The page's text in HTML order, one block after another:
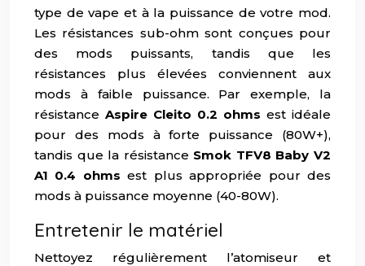
type de vape et à la puissance de votre mod.
Les résistances sub-ohm sont conçues pour
des mods puissants, tandis que les
résistances plus élevées conviennent aux
mods à faible puissance. Par exemple, la
résistance Aspire Cleito 0.2 ohms est idéale
pour des mods à forte puissance (80W+),
tandis que la résistance Smok TFV8 Baby V2
A1 0.4 ohmsest plus appropriée pour des
mods à puissance moyenne (40-80W).
Entretenir le matériel
Nettoyez régulièrement l’atomiseur et